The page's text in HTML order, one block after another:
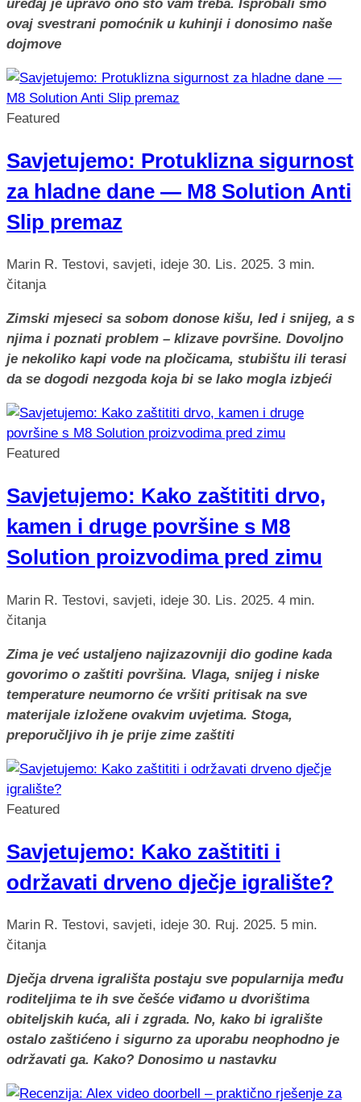
uređaj je upravo ono što vam treba. Isprobali smo
ovaj svestrani pomoćnik u kuhinji i donosimo naše
dojmove
Featured
Savjetujemo: Protuklizna sigurnost
za hladne dane — M8 Solution Anti
Slip premaz
Marin R. Testovi, savjeti, ideje 30. Lis. 2025. 3 min.
čitanja
Zimski mjeseci sa sobom donose kišu, led i snijeg, a s
njima i poznati problem – klizave površine. Dovoljno
je nekoliko kapi vode na pločicama, stubištu ili terasi
da se dogodi nezgoda koja bi se lako mogla izbjeći
Featured
Savjetujemo: Kako zaštititi drvo,
kamen i druge površine s M8
Solution proizvodima pred zimu
Marin R. Testovi, savjeti, ideje 30. Lis. 2025. 4 min.
čitanja
Zima je već ustaljeno najizazovniji dio godine kada
govorimo o zaštiti površina. Vlaga, snijeg i niske
temperature neumorno će vršiti pritisak na sve
materijale izložene ovakvim uvjetima. Stoga,
preporučljivo ih je prije zime zaštiti
Featured
Savjetujemo: Kako zaštititi i
održavati drveno dječje igralište?
Marin R. Testovi, savjeti, ideje 30. Ruj. 2025. 5 min.
čitanja
Dječja drvena igrališta postaju sve popularnija među
roditeljima te ih sve češće viđamo u dvorištima
obiteljskih kuća, ali i zgrada. No, kako bi igralište
ostalo zaštićeno i sigurno za uporabu neophodno je
održavati ga. Kako? Donosimo u nastavku